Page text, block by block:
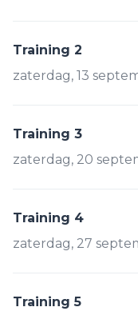
Training 2
zaterdag, 13
Training 3
zaterdag, 20
Training 4
zaterdag, 27
Training 5